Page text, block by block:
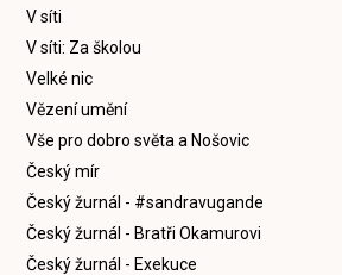
V síti
V síti: Za školou
Velké nic
Vězení umění
Vše pro dobro světa a Nošovic
Český mír
Český žurnál - #sandravugande
Český žurnál - Bratři Okamurovi
Český žurnál - Exekuce